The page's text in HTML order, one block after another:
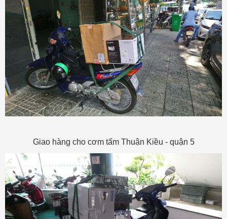
Giao hàng cho cơm tấm Thuận Kiều - quận 5